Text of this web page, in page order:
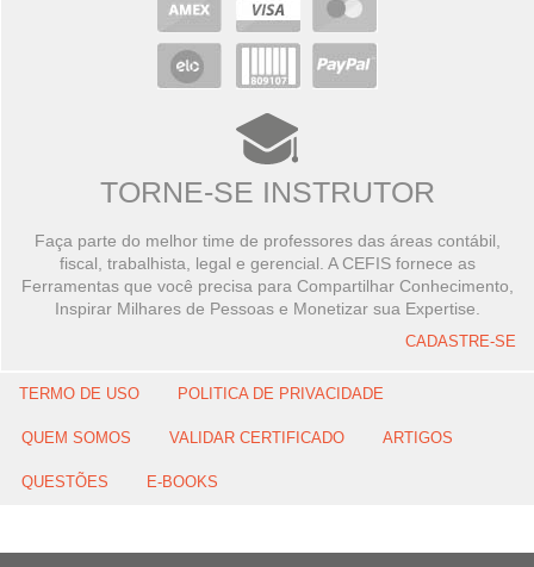
TORNE-SE INSTRUTOR
Faça parte do melhor time de professores das áreas contábil,
fiscal, trabalhista, legal e gerencial. A CEFIS fornece as
Ferramentas que você precisa para Compartilhar Conhecimento,
Inspirar Milhares de Pessoas e Monetizar sua Expertise.
CADASTRE-SE
TERMO DE USO POLITICA DE PRIVACIDADE
QUEM SOMOS VALIDAR CERTIFICADO ARTIGOS
QUESTÕES E-BOOKS